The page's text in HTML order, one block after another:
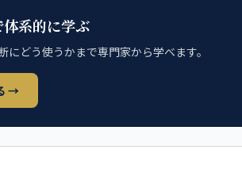
系的に学ぶ
にどう使うかまで専門家から学べます。
→